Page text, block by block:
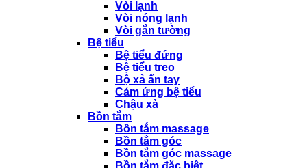
Vòi lạnh
Vòi nóng lạnh
Vòi gắn tường
Bệ tiểu
Bệ tiểu đứng
Bệ tiểu treo
Bộ xả ấn tay
Cảm ứng bệ tiểu
Chậu xả
Bồn tắm
Bồn tắm massage
Bồn tắm góc
Bồn tắm góc massage